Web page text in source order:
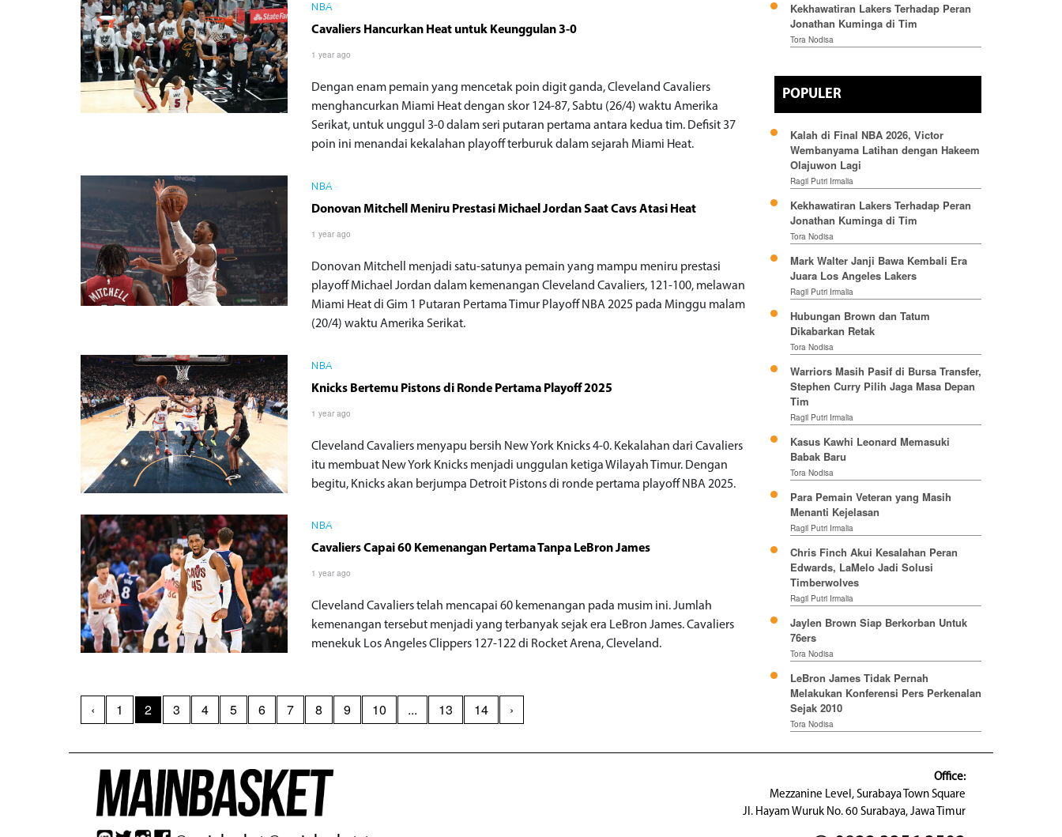
NBA
Cavaliers Hancurkan Heat untuk Keunggulan 3-0
1 year ago
Dengan enam pemain yang mencetak poin digit ganda, Cleveland Cavaliers
menghancurkan Miami Heat dengan skor 124-87, Sabtu (26/4) waktu Amerika
Serikat, untuk unggul 3-0 dalam seri putaran pertama antara kedua tim. Defisit 37
poin ini menandai kekalahan playoff terburuk dalam sejarah Miami Heat.
NBA
Donovan Mitchell Meniru Prestasi Michael Jordan Saat Cavs Atasi Heat
1 year ago
Donovan Mitchell menjadi satu-satunya pemain yang mampu meniru prestasi
playoff Michael Jordan dalam kemenangan Cleveland Cavaliers, 121-100, melawan
Miami Heat di Gim 1 Putaran Pertama Timur Playoff NBA 2025 pada Minggu malam
(20/4) waktu Amerika Serikat.
NBA
Knicks Bertemu Pistons di Ronde Pertama Playoff 2025
1 year ago
Cleveland Cavaliers menyapu bersih New York Knicks 4-0. Kekalahan dari Cavaliers
itu membuat New York Knicks menjadi unggulan ketiga Wilayah Timur. Dengan
begitu, Knicks akan berjumpa Detroit Pistons di ronde pertama playoff NBA 2025.
NBA
Cavaliers Capai 60 Kemenangan Pertama Tanpa LeBron James
1 year ago
Cleveland Cavaliers telah mencapai 60 kemenangan pada musim ini. Jumlah
kemenangan tersebut menjadi yang terbanyak sejak era LeBron James. Cavaliers
menekuk Los Angeles Clippers 127-122 di Rocket Arena, Cleveland.
‹ 1 2 3 4 5 6 7 8 9 10 ... 13 14 ›
Kekhawatiran Lakers Terhadap Peran
Jonathan Kuminga di Tim
Tora Nodisa
POPULER
Kalah di Final NBA 2026, Victor
Wembanyama Latihan dengan Hakeem
Olajuwon Lagi
Ragil Putri Irmalia
Kekhawatiran Lakers Terhadap Peran
Jonathan Kuminga di Tim
Tora Nodisa
Mark Walter Janji Bawa Kembali Era
Juara Los Angeles Lakers
Ragil Putri Irmalia
Hubungan Brown dan Tatum
Dikabarkan Retak
Tora Nodisa
Warriors Masih Pasif di Bursa Transfer,
Stephen Curry Pilih Jaga Masa Depan
Tim
Ragil Putri Irmalia
Kasus Kawhi Leonard Memasuki
Babak Baru
Tora Nodisa
Para Pemain Veteran yang Masih
Menanti Kejelasan
Ragil Putri Irmalia
Chris Finch Akui Kesalahan Peran
Edwards, LaMelo Jadi Solusi
Timberwolves
Ragil Putri Irmalia
Jaylen Brown Siap Berkorban Untuk
76ers
Tora Nodisa
LeBron James Tidak Pernah
Melakukan Konferensi Pers Perkenalan
Sejak 2010
Tora Nodisa
Office:
Mezzanine Level, Surabaya Town Square
Jl. Hayam Wuruk No. 60 Surabaya, Jawa Timur